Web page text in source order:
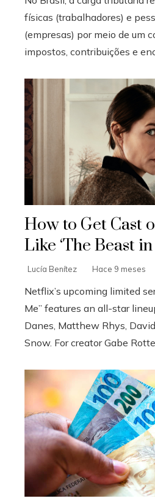
físicas (trabalhadores) e
(empresas) por meio de um
impostos, contribuições e
How to Get Cast
Like ‘The Beast in
Lucía Benítez Hace 9 meses
Netflix’s upcoming limited
Me” features an all-star
Danes, Matthew Rhys,
Snow. For creator Gabe